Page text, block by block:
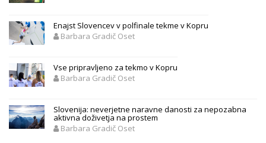
Enajst Slovencev v polfinale tekme v Kopru
Barbara Gradič Oset
Vse pripravljeno za tekmo v Kopru
Barbara Gradič Oset
Slovenija: neverjetne naravne danosti za nepozabna
aktivna doživetja na prostem
Barbara Gradič Oset